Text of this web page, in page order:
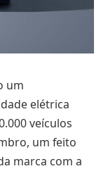
um
elétrica
veículos
um feito
marca com a